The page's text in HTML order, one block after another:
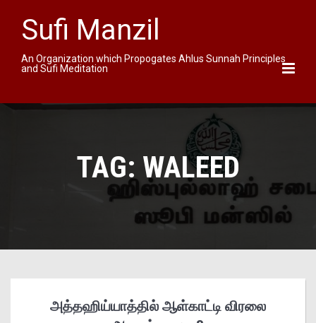
Sufi Manzil
An Organization which Propogates Ahlus Sunnah Principles
and Sufi Meditation
TAG: WALEED
அத்தஹிய்யாத்தில் ஆள்காட்டி விரலை